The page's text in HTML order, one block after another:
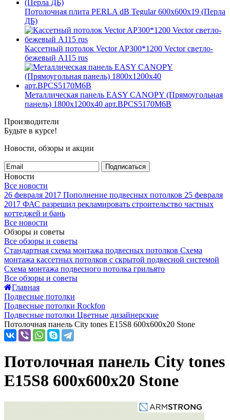
Потолочная плита PERLA dB Tegular 600x600x19 (Перла
ДБ)
Кассетный потолок Vector AP300*1200 Vector светло-
бежевый А115 rus
Металлическая панель EASY CANOPY (Прямоугольная
панель) 1800x1200x40 арт.BPCS5170M6B
Производители
Будьте в курсе!
Новости, обзоры и акции
Подписаться
Новости
Все новости
26 февраля 2017 Пополнение подвесных потолков 25 февраля
2017 ФАС разрешил рекламировать строительство частных
коттеджей и бань
Все новости
Обзоры и советы
Все обзоры и советы
Стандартная схема монтажа подвесных потолков Схема
монтажа кассетных потолков с скрытой подвесной системой
Схема монтажа подвесного потолка грильято
Все обзоры и советы
Главная
Подвесные потолки
Подвесные потолки Rockfon
Подвесные потолки Цветные дизайнерские
Потолочная панель City tones E15S8 600x600x20 Stone
Потолочная панель City tones
E15S8 600x600x20 Stone